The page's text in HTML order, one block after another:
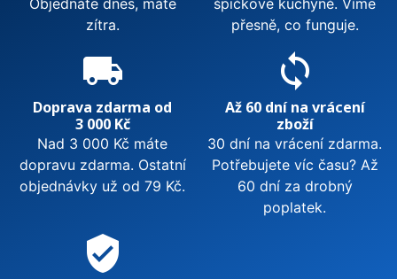
Objednáte dnes, máte
zítra.
špičkové kuchyně. Víme
přesně, co funguje.
local_shipping
Doprava zdarma od
3 000 Kč
Nad 3 000 Kč máte
dopravu zdarma. Ostatní
objednávky už od 79 Kč.
sync
Až 60 dní na vrácení
zboží
30 dní na vrácení zdarma.
Potřebujete víc času? Až
60 dní za drobný
poplatek.
verified_user